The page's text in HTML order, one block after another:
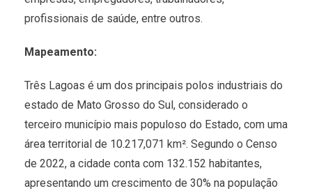
profissionais de saúde, entre outros.
Mapeamento:
Três Lagoas é um dos principais polos industriais do
estado de Mato Grosso do Sul, considerado o
terceiro município mais populoso do Estado, com uma
área territorial de 10.217,071 km². Segundo o Censo
de 2022, a cidade conta com 132.152 habitantes,
apresentando um crescimento de 30% na população